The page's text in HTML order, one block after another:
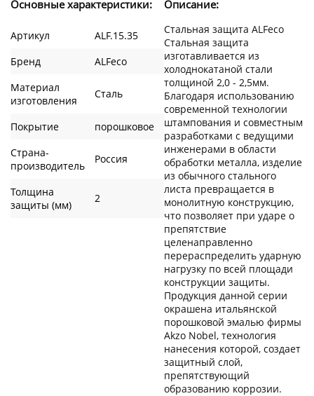
Основные характеристики:
Артикул
ALF.15.35
Бренд
ALFeco
Материал
изготовления
Сталь
Покрытие
порошковое
Страна-
производитель
Россия
Толщина
защиты (мм)
2
Описание:
Стальная защита ALFeco
Стальная защита
изготавливается из
холоднокатаной стали
толщиной 2,0 - 2,5мм.
Благодаря использованию
современной технологии
штампования и совместным
разработками с ведущими
инженерами в области
обработки металла, изделие
из обычного стального
листа превращается в
монолитную конструкцию,
что позволяет при ударе о
препятствие
целенаправленно
перераспределить ударную
нагрузку по всей площади
конструкции защиты.
Продукция данной серии
окрашена итальянской
порошковой эмалью фирмы
Akzo Nobel, технология
нанесения которой, создает
защитный слой,
препятствующий
образованию коррозии.